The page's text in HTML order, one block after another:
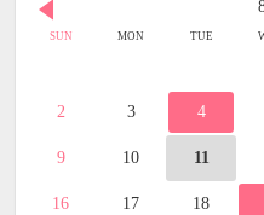
SUN MON TUE
2 3 4
9 10 11
16 17 18